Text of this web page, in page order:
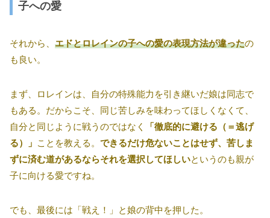
子への愛
それから、 エドとロレインの子への愛の表現方法が違ったの
も良い。
まず、ロレインは、自分の特殊能力を引き継いだ娘は同志で
もある。だからこそ、同じ苦しみを味わってほしくなくて、
自分と同じように戦うのではなく
「徹底的に避ける（＝逃げ
る）」 ことを教える。 できるだけ危ないことはせず、苦しま
ずに済む道があるならそれを選択してほしいというのも親が
子に向ける愛ですね。
でも、最後には「戦え！」と娘の背中を押した。